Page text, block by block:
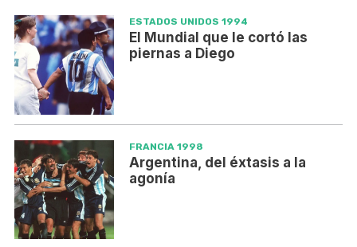
ESTADOS UNIDOS 1994
El Mundial que le cortó las
piernas a Diego
FRANCIA 1998
Argentina, del éxtasis a la
agonía